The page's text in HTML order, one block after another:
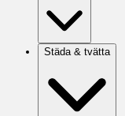
Städa & tvätta